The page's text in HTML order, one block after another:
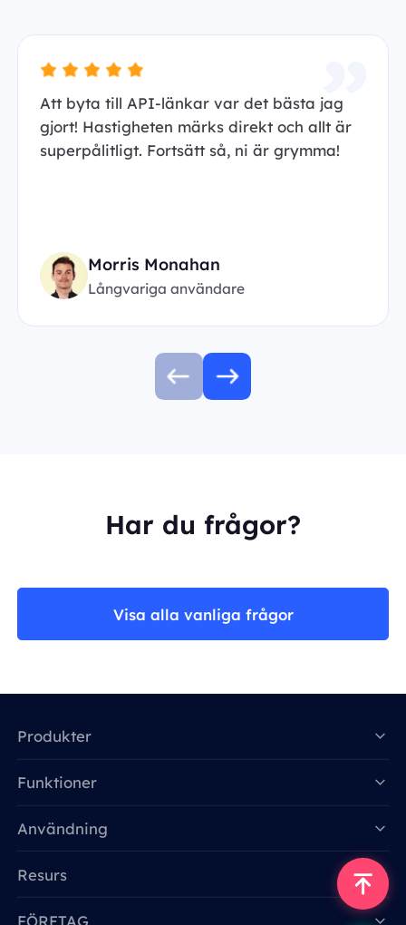
Att byta till API-länkar var det bästa jag
gjort! Hastigheten märks direkt och allt är
superpålitligt. Fortsätt så, ni är grymma!
Morris Monahan
Långvariga användare
Har du frågor?
Visa alla vanliga frågor
Produkter
Funktioner
Användning
Resurs
FÖRETAG